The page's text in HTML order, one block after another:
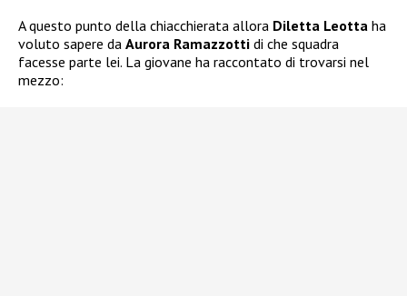
A questo punto della chiacchierata allora Diletta Leotta ha
voluto sapere da Aurora Ramazzotti di che squadra
facesse parte lei. La giovane ha raccontato di trovarsi nel
mezzo: